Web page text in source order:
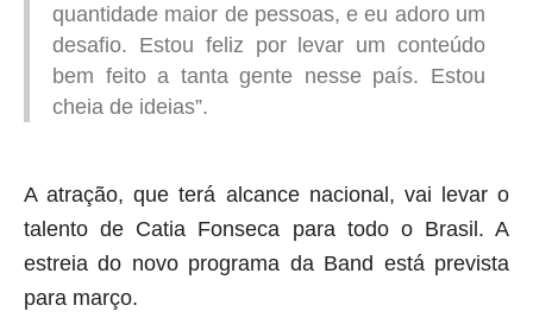
quantidade maior de pessoas, e eu adoro um
desafio. Estou feliz por levar um conteúdo
bem feito a tanta gente nesse país. Estou
cheia de ideias”.
A atração, que terá alcance nacional, vai levar o
talento de Catia Fonseca para todo o Brasil. A
estreia do novo programa da Band está prevista
para março.